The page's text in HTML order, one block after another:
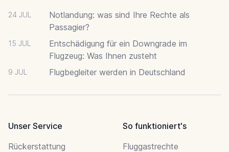
24 JUL
Notlandung: was sind Ihre Rechte als
Passagier?
15 JUL
Entschädigung für ein Downgrade im
Flugzeug: Was Ihnen zusteht
9 JUL Flugbegleiter werden in Deutschland
Unser Service
Rückerstattung
So funktioniert's
Fluggastrechte